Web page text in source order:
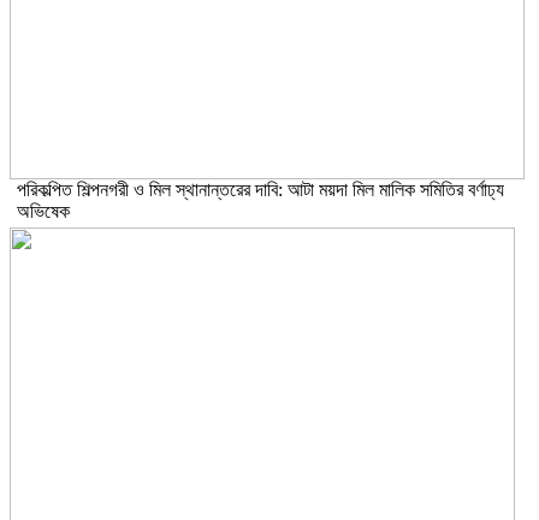
পরিকল্পিত শিল্পনগরী ও মিল স্থানান্তরের দাবি: আটা ময়দা মিল মালিক সমিতির বর্ণাঢ্য
অভিষেক